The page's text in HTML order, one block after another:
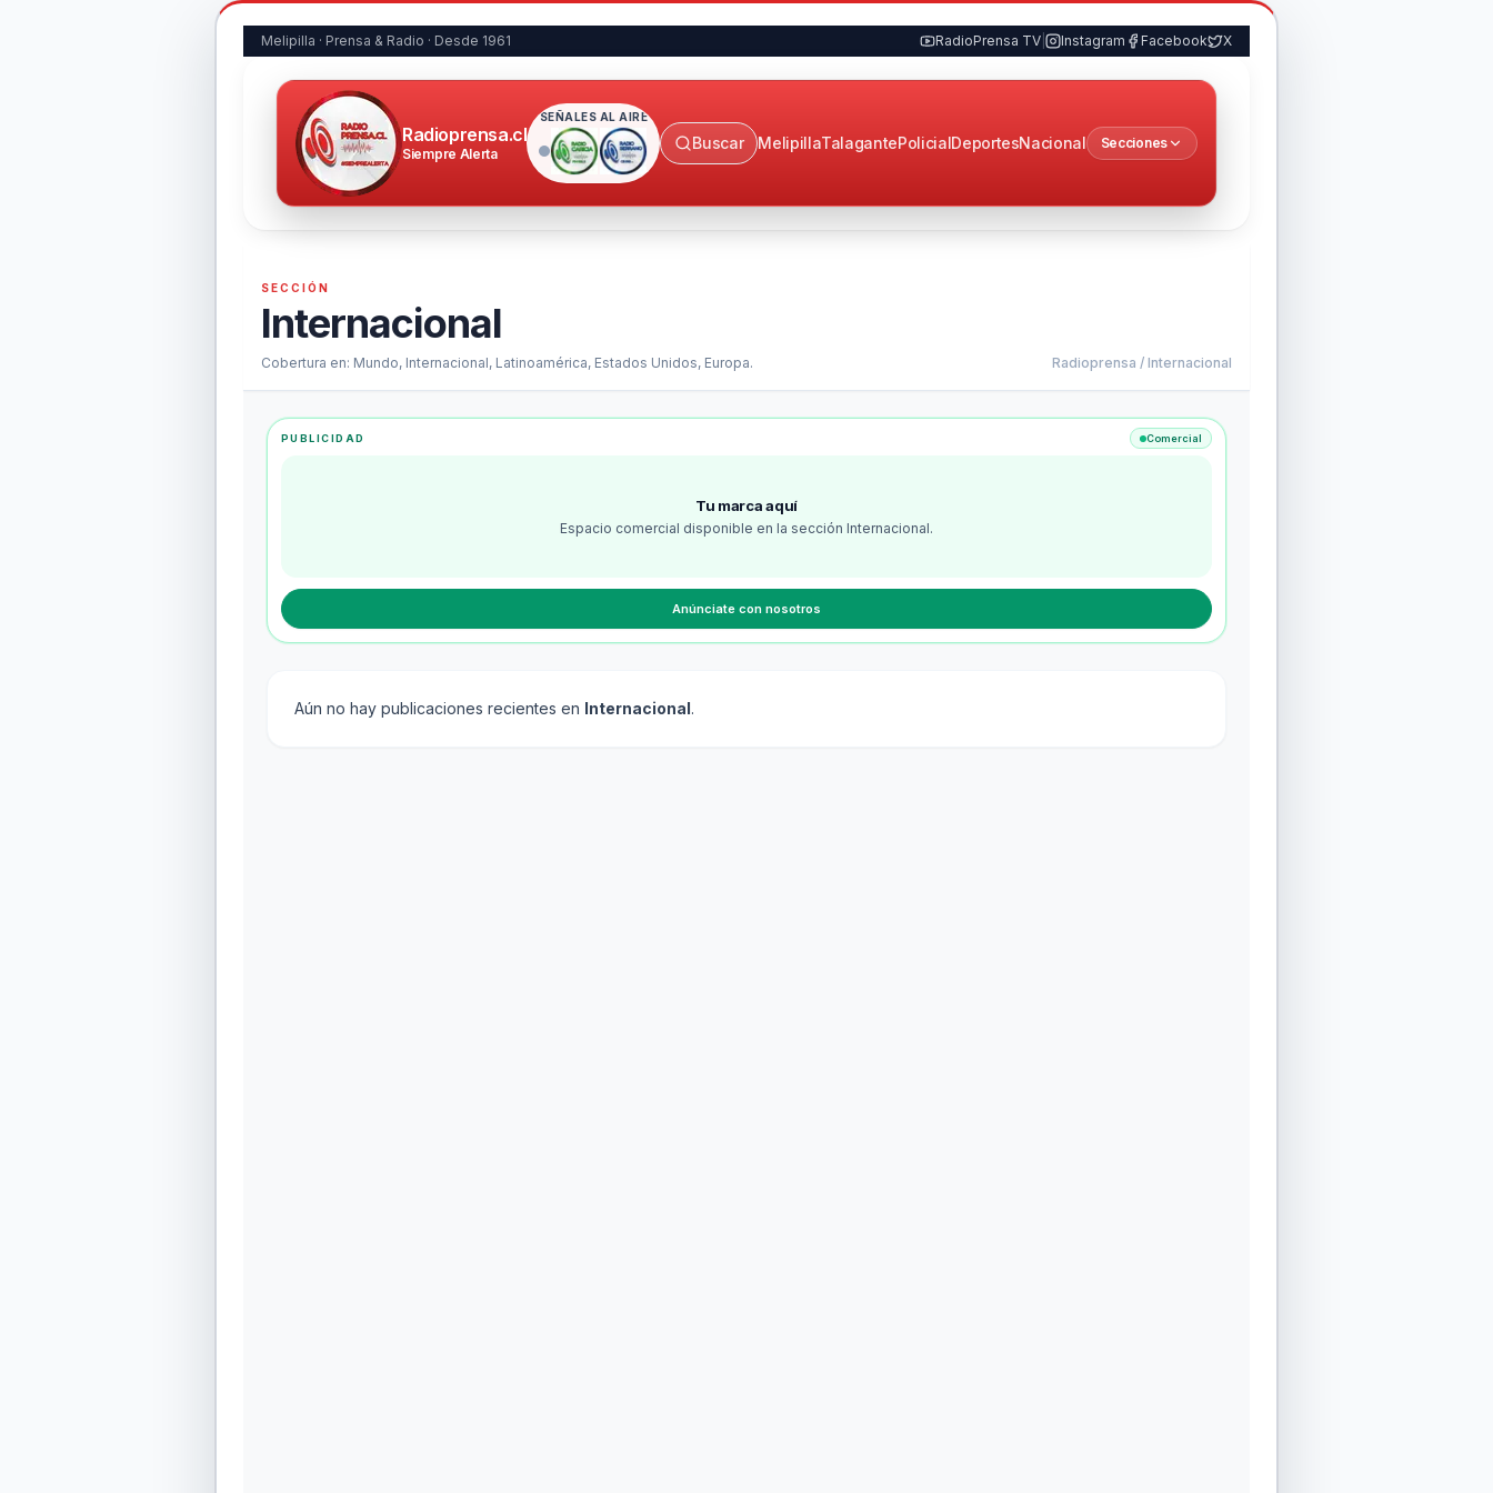
Melipilla · Prensa & Radio · Desde 1961 RadioPrensa TV | Instagram Facebook X
Radioprensa.cl
Siempre Alerta
SEÑALES AL AIRE
Buscar MelipillaTalagantePolicialDeportesNacional Secciones
SECCIÓN
Internacional
Cobertura en: Mundo, Internacional, Latinoamérica, Estados Unidos, Europa. Radioprensa /Internacional
PUBLICIDAD Comercial
Tu marca aquí
Espacio comercial disponible en la sección Internacional.
Anúnciate con nosotros
Aún no hay publicaciones recientes en Internacional.